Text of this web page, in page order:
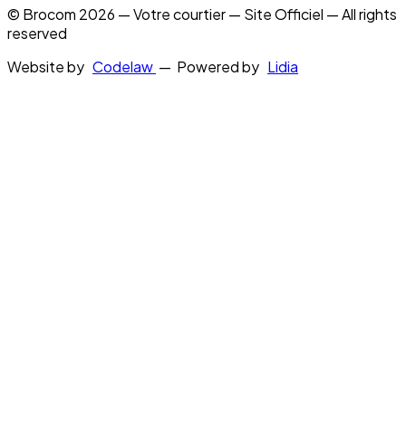
© Brocom 2026 — Votre courtier — Site Officiel — All rights
reserved
Website by Codelaw — Powered by Lidia